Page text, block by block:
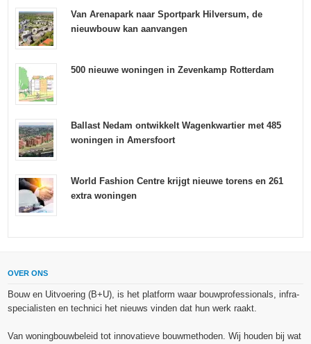
Van Arenapark naar Sportpark Hilversum, de
nieuwbouw kan aanvangen
500 nieuwe woningen in Zevenkamp Rotterdam
Ballast Nedam ontwikkelt Wagenkwartier met 485
woningen in Amersfoort
World Fashion Centre krijgt nieuwe torens en 261
extra woningen
OVER ONS
Bouw en Uitvoering (B+U), is het platform waar bouwprofessionals, infra-
specialisten en technici het nieuws vinden dat hun werk raakt.
Van woningbouwbeleid tot innovatieve bouwmethoden. Wij houden bij wat